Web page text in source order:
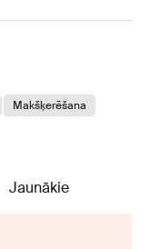
Makšķerēšana
Jaunākie